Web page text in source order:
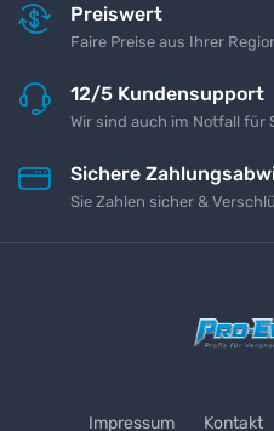
Preiswert
Faire Preise aus Ihrer
12/5 Kundensupport
Wir sind auch im Notfall für
Sichere
Sie Zahlen sicher &
Impressum Kontakt